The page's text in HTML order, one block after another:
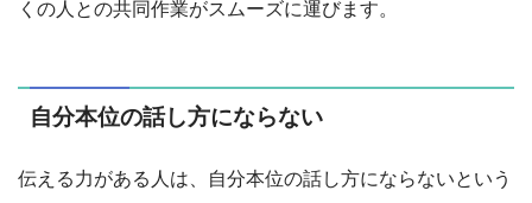
くの人との共同作業がスムーズに運びます。
自分本位の話し方にならない
伝える力がある人は、自分本位の話し方にならないという